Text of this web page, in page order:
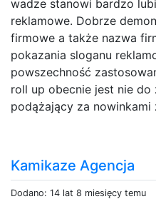
wadze stanowi bardzo
reklamowe. Dobrze
firmowe a także nazwa
pokazania sloganu
powszechność
roll up obecnie jest nie do
podążający za nowinkami
Kamikaze Agencja
Dodano: 14 lat 8 miesięcy temu